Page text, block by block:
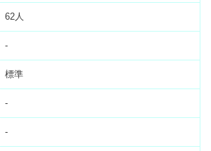
62人
-
標準
-
-